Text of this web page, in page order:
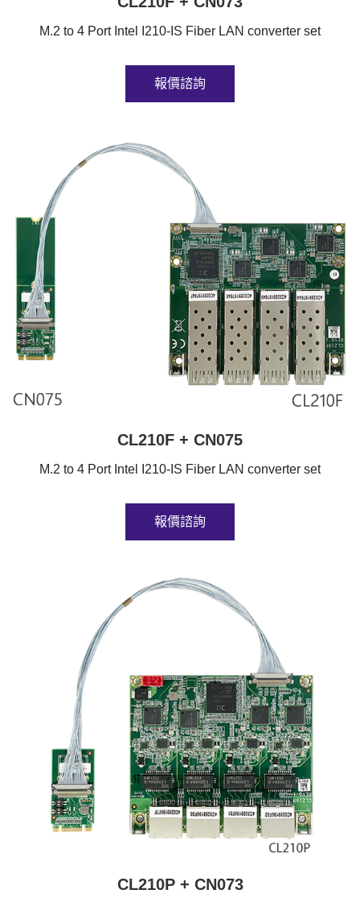
M.2 to 4 Port Intel I210-IS Fiber LAN converter set
報價諮詢
CL210F + CN075
M.2 to 4 Port Intel I210-IS Fiber LAN converter set
報價諮詢
CL210P + CN073